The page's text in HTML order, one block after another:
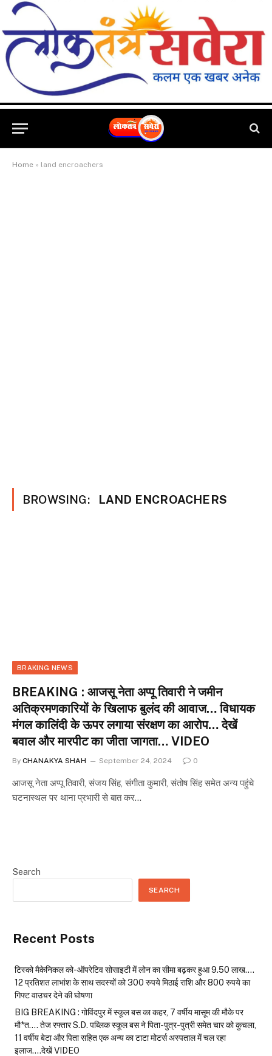
Home » land encroachers
BROWSING: LAND ENCROACHERS
BRAKING NEWS
BREAKING : आजसू नेता अप्पू तिवारी ने जमीन
अतिक्रमणकारियों के खिलाफ बुलंद की आवाज… विधायक
मंगल कालिंदी के ऊपर लगाया संरक्षण का आरोप… देखें
बवाल और मारपीट का जीता जागता… VIDEO
By CHANAKYA SHAH September 24, 2024 0
आजसू नेता अप्पू तिवारी, संजय सिंह, संगीता कुमारी, संतोष सिंह समेत अन्य पहुंचे
घटनास्थल पर थाना प्रभारी से बात कर…
Search
SEARCH
Recent Posts
टिस्को मैकेनिकल को-ऑपरेटिव सोसाइटी में लोन का सीमा बढ़कर हुआ 9.50 लाख….
12 प्रतिशत लाभांश के साथ सदस्यों को 300 रुपये मिठाई राशि और 800 रुपये का
गिफ्ट वाउचर देने की घोषणा
BIG BREAKING : गोविंदपुर में स्कूल बस का कहर, 7 वर्षीय मासूम की मौके पर
मौ*त…. तेज रफ्तार S.D. पब्लिक स्कूल बस ने पिता-पुत्र-पुत्री समेत चार को कुचला,
11 वर्षीय बेटा और पिता सहित एक अन्य का टाटा मोटर्स अस्पताल में चल रहा
इलाज….देखें VIDEO